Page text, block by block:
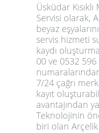
Üsküdar
Servisi olarak,
beyaz
servis hizmeti
kaydı
00 ve 0532
7/24 çağrı
kayıt
avantajından
Teknolojinin
biri olan Arçelik